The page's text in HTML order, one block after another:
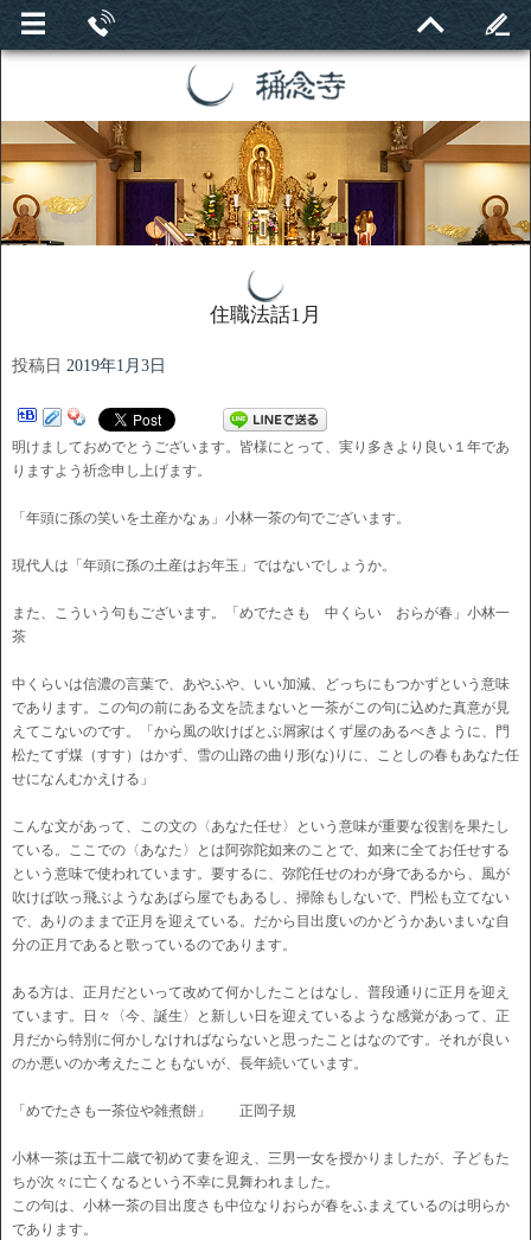
住職法話1月
投稿日 2019年1月3日
明けましておめでとうございます。皆様にとって、実り多きより良い１年であ
りますよう祈念申し上げます。
「年頭に孫の笑いを土産かなぁ」小林一茶の句でございます。
現代人は「年頭に孫の土産はお年玉」ではないでしょうか。
また、こういう句もございます。「めでたさも 中くらい おらが春」小林一
茶
中くらいは信濃の言葉で、あやふや、いい加減、どっちにもつかずという意味
であります。この句の前にある文を読まないと一茶がこの句に込めた真意が見
えてこないのです。「から風の吹けばとぶ屑家はくず屋のあるべきように、門
松たてず煤（すす）はかず、雪の山路の曲り形(な)りに、ことしの春もあなた任
せになんむかえける」
こんな文があって、この文の〈あなた任せ〉という意味が重要な役割を果たし
ている。ここでの〈あなた〉とは阿弥陀如来のことで、如来に全てお任せする
という意味で使われています。要するに、弥陀任せのわが身であるから、風が
吹けば吹っ飛ぶようなあばら屋でもあるし、掃除もしないで、門松も立てない
で、ありのままで正月を迎えている。だから目出度いのかどうかあいまいな自
分の正月であると歌っているのであります。
ある方は、正月だといって改めて何かしたことはなし、普段通りに正月を迎え
ています。日々〈今、誕生〉と新しい日を迎えているような感覚があって、正
月だから特別に何かしなければならないと思ったことはなのです。それが良い
のか悪いのか考えたこともないが、長年続いています。
「めでたさも一茶位や雑煮餅」 正岡子規
小林一茶は五十二歳で初めて妻を迎え、三男一女を授かりましたが、子どもた
ちが次々に亡くなるという不幸に見舞われました。
この句は、小林一茶の目出度さも中位なりおらが春をふまえているのは明らか
であります。